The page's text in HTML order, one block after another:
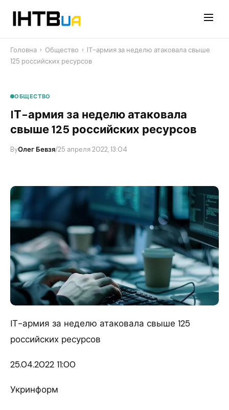
Головна › Общество › IТ-армия за неделю атаковала свыше
125 российских ресурсов
ОБЩЕСТВО
IТ-армия за неделю атаковала
свыше 125 российских ресурсов
ByОлег Бевзя/25 апреля 2022, 13:04
IТ-армия за неделю атаковала свыше 125
российских ресурсов
25.04.2022 11:00
Укринформ